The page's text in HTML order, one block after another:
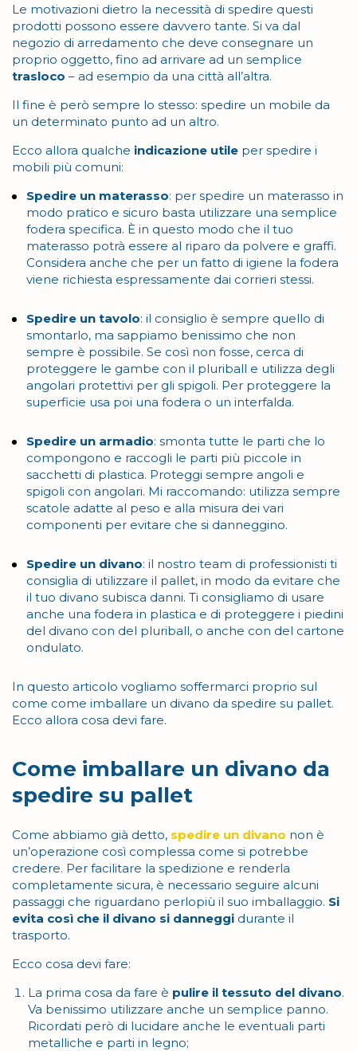
Le motivazioni dietro la necessità di spedire questi
prodotti possono essere davvero tante. Si va dal
negozio di arredamento che deve consegnare un
proprio oggetto, fino ad arrivare ad un semplice
trasloco – ad esempio da una città all’altra.
Il fine è però sempre lo stesso: spedire un mobile da
un determinato punto ad un altro.
Ecco allora qualche indicazione utile per spedire i
mobili più comuni:
Spedire un materasso: per spedire un materasso in
modo pratico e sicuro basta utilizzare una semplice
fodera specifica. È in questo modo che il tuo
materasso potrà essere al riparo da polvere e graffi.
Considera anche che per un fatto di igiene la fodera
viene richiesta espressamente dai corrieri stessi.
Spedire un tavolo: il consiglio è sempre quello di
smontarlo, ma sappiamo benissimo che non
sempre è possibile. Se così non fosse, cerca di
proteggere le gambe con il pluriball e utilizza degli
angolari protettivi per gli spigoli. Per proteggere la
superficie usa poi una fodera o un interfalda.
Spedire un armadio: smonta tutte le parti che lo
compongono e raccogli le parti più piccole in
sacchetti di plastica. Proteggi sempre angoli e
spigoli con angolari. Mi raccomando: utilizza sempre
scatole adatte al peso e alla misura dei vari
componenti per evitare che si danneggino.
Spedire un divano: il nostro team di professionisti ti
consiglia di utilizzare il pallet, in modo da evitare che
il tuo divano subisca danni. Ti consigliamo di usare
anche una fodera in plastica e di proteggere i piedini
del divano con del pluriball, o anche con del cartone
ondulato.
In questo articolo vogliamo soffermarci proprio sul
come come imballare un divano da spedire su pallet.
Ecco allora cosa devi fare.
Come imballare un divano da
spedire su pallet
Come abbiamo già detto, spedire un divano non è
un’operazione così complessa come si potrebbe
credere. Per facilitare la spedizione e renderla
completamente sicura, è necessario seguire alcuni
passaggi che riguardano perlopiù il suo imballaggio. Si
evita così che il divano si danneggi durante il
trasporto.
Ecco cosa devi fare:
La prima cosa da fare è pulire il tessuto del divano.
Va benissimo utilizzare anche un semplice panno.
Ricordati però di lucidare anche le eventuali parti
metalliche e parti in legno;